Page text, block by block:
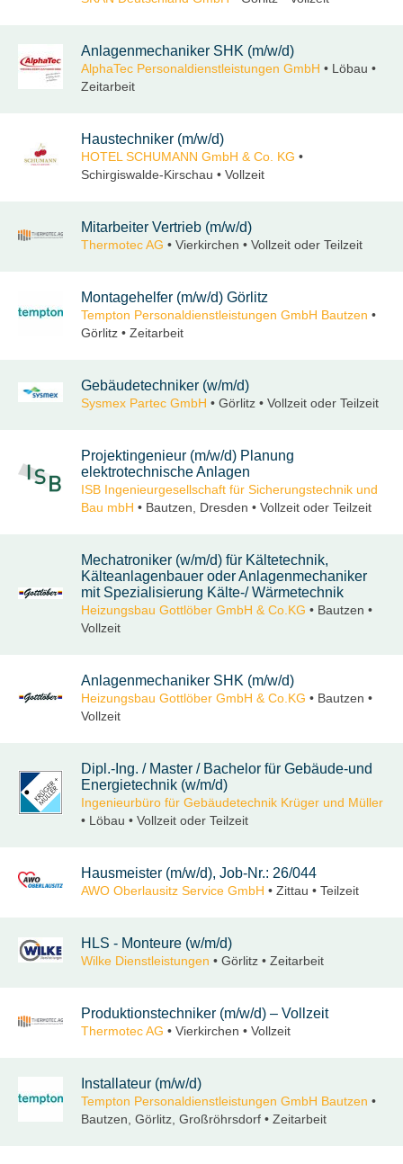
Anlagenmechaniker SHK (m/w/d)
AlphaTec Personaldienstleistungen GmbH • Löbau •
Zeitarbeit
Haustechniker (m/w/d)
HOTEL SCHUMANN GmbH & Co. KG •
Schirgiswalde-Kirschau • Vollzeit
Mitarbeiter Vertrieb (m/w/d)
Thermotec AG • Vierkirchen • Vollzeit oder Teilzeit
Montagehelfer (m/w/d) Görlitz
Tempton Personaldienstleistungen GmbH Bautzen •
Görlitz • Zeitarbeit
Gebäudetechniker (w/m/d)
Sysmex Partec GmbH • Görlitz • Vollzeit oder Teilzeit
Projektingenieur (m/w/d) Planung
elektrotechnische Anlagen
ISB Ingenieurgesellschaft für Sicherungstechnik und
Bau mbH • Bautzen, Dresden • Vollzeit oder Teilzeit
Mechatroniker (w/m/d) für Kältetechnik,
Kälteanlagenbauer oder Anlagenmechaniker
mit Spezialisierung Kälte-/ Wärmetechnik
Heizungsbau Gottlöber GmbH & Co.KG • Bautzen •
Vollzeit
Anlagenmechaniker SHK (m/w/d)
Heizungsbau Gottlöber GmbH & Co.KG • Bautzen •
Vollzeit
Dipl.-Ing. / Master / Bachelor für Gebäude-und
Energietechnik (w/m/d)
Ingenieurbüro für Gebäudetechnik Krüger und Müller
• Löbau • Vollzeit oder Teilzeit
Hausmeister (m/w/d), Job-Nr.: 26/044
AWO Oberlausitz Service GmbH • Zittau • Teilzeit
HLS - Monteure (w/m/d)
Wilke Dienstleistungen • Görlitz • Zeitarbeit
Produktionstechniker (m/w/d) – Vollzeit
Thermotec AG • Vierkirchen • Vollzeit
Installateur (m/w/d)
Tempton Personaldienstleistungen GmbH Bautzen •
Bautzen, Görlitz, Großröhrsdorf • Zeitarbeit